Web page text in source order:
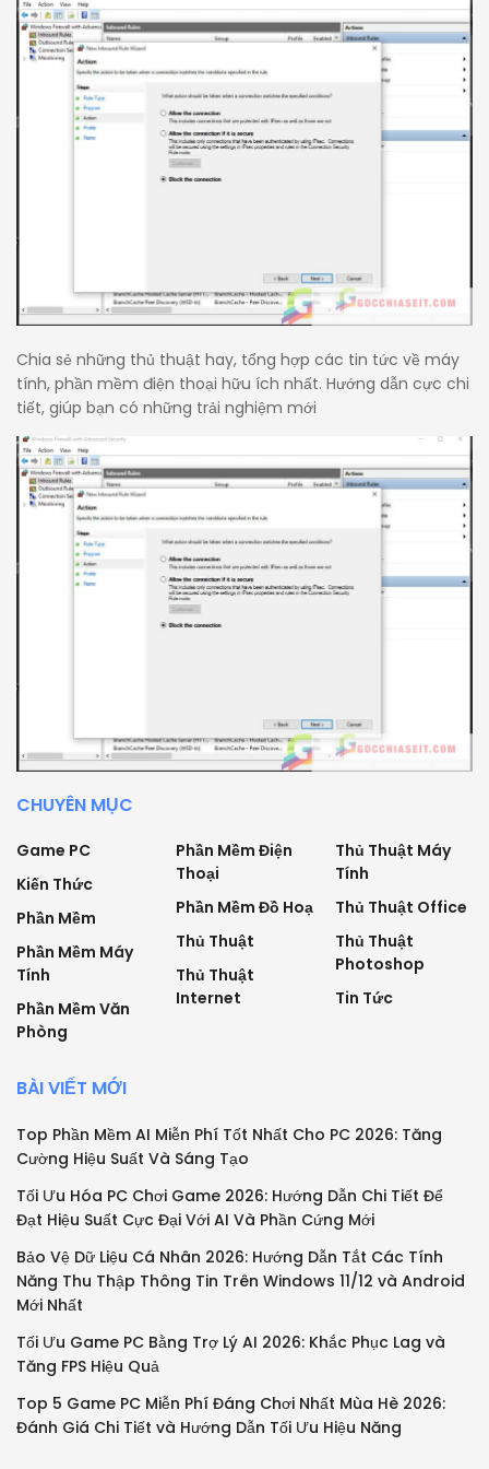
Chia sẻ những thủ thuật hay, tổng hợp các tin tức về máy
tính, phần mềm điện thoại hữu ích nhất. Hướng dẫn cực chi
tiết, giúp bạn có những trải nghiệm mới
CHUYÊN MỤC
Game PC
Kiến Thức
Phần Mềm
Phần Mềm Máy
Tính
Phần Mềm Văn
Phòng
Phần Mềm Điện
Thoại
Phần Mềm Đồ Hoạ
Thủ Thuật
Thủ Thuật
Internet
Thủ Thuật Máy
Tính
Thủ Thuật Office
Thủ Thuật
Photoshop
Tin Tức
BÀI VIẾT MỚI
Top Phần Mềm AI Miễn Phí Tốt Nhất Cho PC 2026: Tăng
Cường Hiệu Suất Và Sáng Tạo
Tối Ưu Hóa PC Chơi Game 2026: Hướng Dẫn Chi Tiết Để
Đạt Hiệu Suất Cực Đại Với AI Và Phần Cứng Mới
Bảo Vệ Dữ Liệu Cá Nhân 2026: Hướng Dẫn Tắt Các Tính
Năng Thu Thập Thông Tin Trên Windows 11/12 và Android
Mới Nhất
Tối Ưu Game PC Bằng Trợ Lý AI 2026: Khắc Phục Lag và
Tăng FPS Hiệu Quả
Top 5 Game PC Miễn Phí Đáng Chơi Nhất Mùa Hè 2026:
Đánh Giá Chi Tiết và Hướng Dẫn Tối Ưu Hiệu Năng